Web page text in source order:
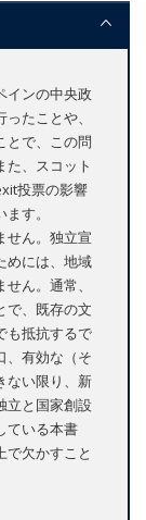
インの中央政
たことや、
とで、この問
た、スコット
投票の影響
す。
せん。独立宣
めには、地域
ん。通常、
で、既存の文
も抵抗するで
、有効な（そ
ない限り、新
立と国家創設
ている本書
で欠かすこと